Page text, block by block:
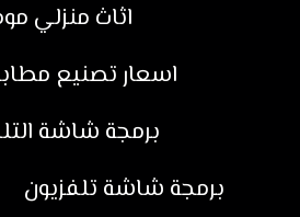
اثاث منزلي
اسعار تصنيع
برمجة شاشة
برمجة شاشة تلفزيون